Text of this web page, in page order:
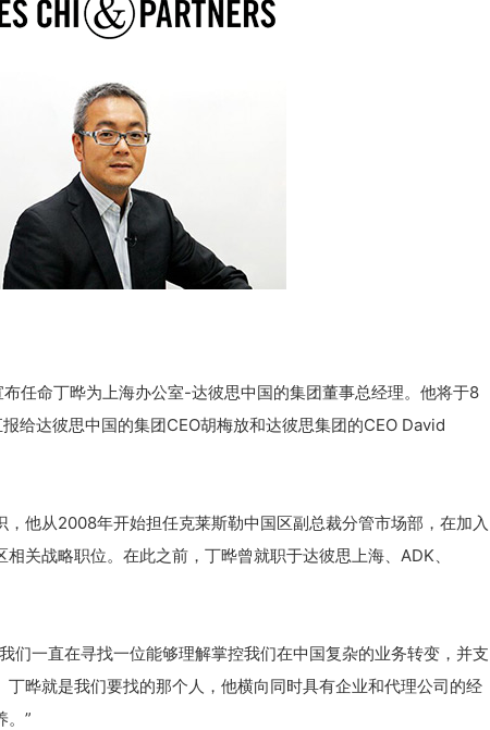
任命丁晔为上海办公室-达彼思中国的集团董事总经理。他将于8
给达彼思中国的集团CEO胡梅放和达彼思集团的CEO David
他从2008年开始担任克莱斯勒中国区副总裁分管市场部，在加入
关战略职位。在此之前，丁晔曾就职于达彼思上海、ADK、
们一直在寻找一位能够理解掌控我们在中国复杂的业务转变，并支
晔就是我们要找的那个人，他横向同时具有企业和代理公司的经
。”